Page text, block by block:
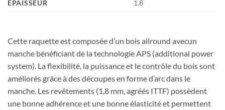
EPAISSEUR
1.8
Cette raquette est composée d’un bois allround avecun
manche bénéficiant de la technologie APS (additional power
system). La flexibilité, la puissance et le contrôle du bois sont
améliorés grâce à des découpes en forme d’arc dans le
manche. Les revêtements (1,8 mm, agréés ITTF) possèdent
une bonne adhérence et une bonne élasticité et permettent